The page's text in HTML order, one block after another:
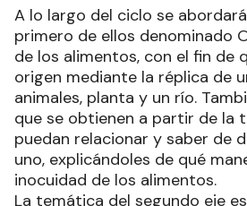
A lo largo del ciclo se
primero de ellos denominado
de los alimentos, con el fin de
origen mediante la réplica de
animales, planta y un río.
que se obtienen a partir de la
puedan relacionar y saber de
uno, explicándoles de qué
inocuidad de los alimentos.
La temática del segundo eje